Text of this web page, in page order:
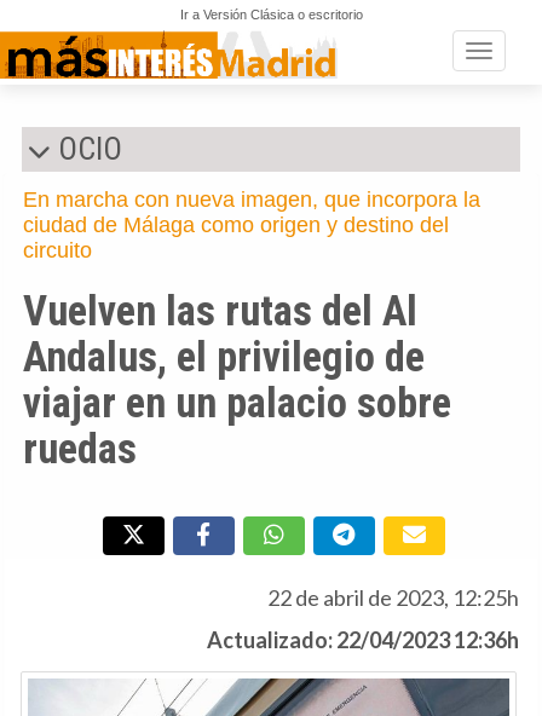
Ir a Versión Clásica o escritorio
Toggle
OCIO
En marcha con nueva imagen, que incorpora la
ciudad de Málaga como origen y destino del
circuito
Vuelven las rutas del Al
Andalus, el privilegio de
viajar en un palacio sobre
ruedas
22 de abril de 2023, 12:25h
Actualizado: 22/04/2023 12:36h